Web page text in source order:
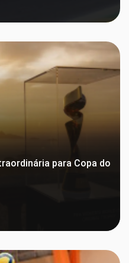
para Copa do